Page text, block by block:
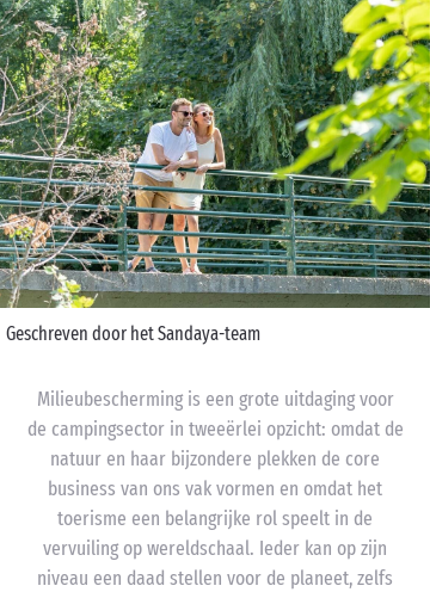
Geschreven door het Sandaya-team
Milieubescherming is een grote uitdaging voor
de campingsector in tweeërlei opzicht: omdat de
natuur en haar bijzondere plekken de core
business van ons vak vormen en omdat het
toerisme een belangrijke rol speelt in de
vervuiling op wereldschaal. Ieder kan op zijn
niveau een daad stellen voor de planeet, zelfs